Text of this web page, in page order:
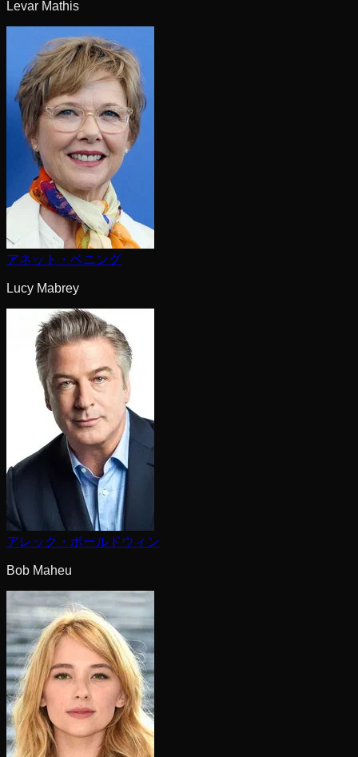
Levar Mathis
アネット・ベニング
Lucy Mabrey
アレック・ボールドウィン
Bob Maheu